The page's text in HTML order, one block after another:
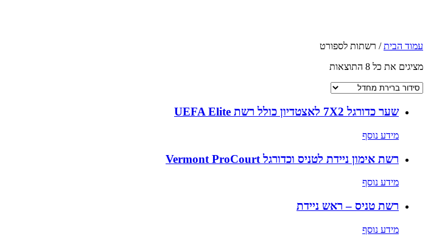
עמוד הבית/ רשתות לספורט
מציגים את כל ⁦8⁩ התוצאות
שער כדורגל 7X2 לאצטדיון כולל רשת UEFA Elite
מידע נוסף
רשת אימון ניידת לטניס וכדורגל Vermont ProCourt
מידע נוסף
רשת טניס – ראש ניידת
מידע נוסף